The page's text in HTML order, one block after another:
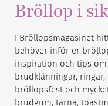
Bröllop i
I Bröllopsmagasinet
behöver inför er
inspiration och tips om
brudklänningar,
bröllopsfest och
brudgum, tärna,